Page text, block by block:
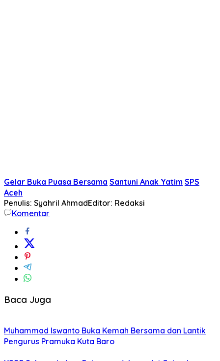
Gelar Buka Puasa Bersama Santuni Anak Yatim SPS
Aceh
Penulis: Syahril AhmadEditor: Redaksi
Komentar
Baca Juga
Muhammad Iswanto Buka Kemah Bersama dan Lantik
Pengurus Pramuka Kuta Baro